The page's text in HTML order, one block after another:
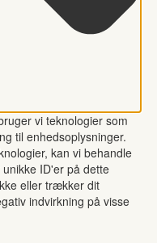
vi teknologier som
til enhedsoplysninger.
kan vi behandle
ID'er på dette
eller trækker dit
indvirkning på visse